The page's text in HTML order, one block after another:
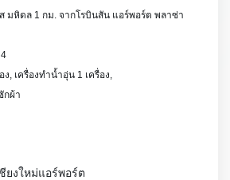
มหิดล 1 กม. จากโรบินสัน แอร์พอร์ต พลาซ่า
ง, เครื่องทำน้ำอุ่น 1 เครื่อง,
กผ้า
ยงใหม่แอร์พอร์ต